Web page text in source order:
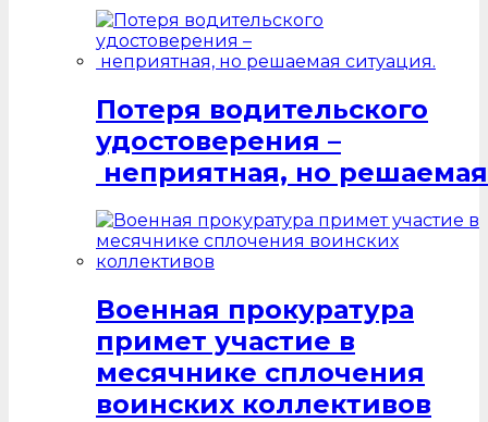
Потеря водительского
удостоверения –
неприятная, но
Военная прокуратура
примет участие в
месячнике сплочения
воинских коллективов